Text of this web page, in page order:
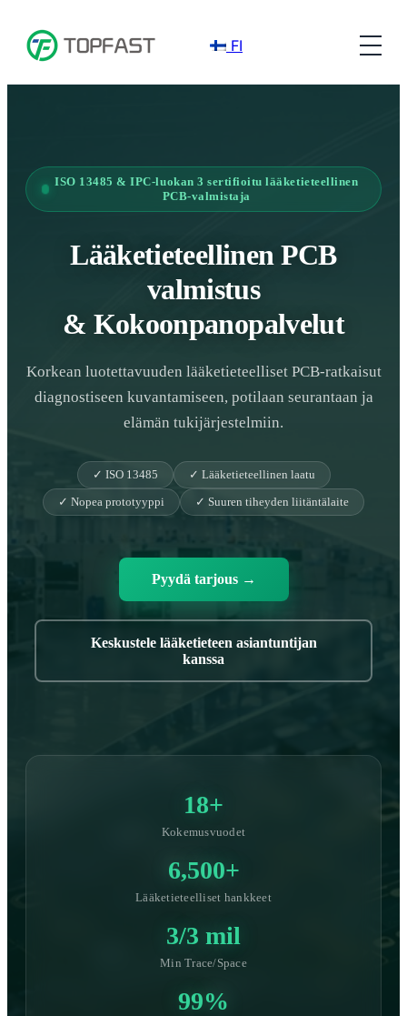
FI
ISO 13485 & IPC-luokan 3 sertifioitu lääketieteellinen
PCB-valmistaja
Lääketieteellinen PCB
valmistus
& Kokoonpanopalvelut
Korkean luotettavuuden lääketieteelliset PCB-ratkaisut
diagnostiseen kuvantamiseen, potilaan seurantaan ja
elämän tukijärjestelmiin.
✓ ISO 13485
✓ Lääketieteellinen laatu
✓ Nopea prototyyppi
✓ Suuren tiheyden liitäntälaite
Pyydä tarjous →
Keskustele lääketieteen asiantuntijan
kanssa
18+
Kokemusvuodet
6,500+
Lääketieteelliset hankkeet
3/3 mil
Min Trace/Space
99%